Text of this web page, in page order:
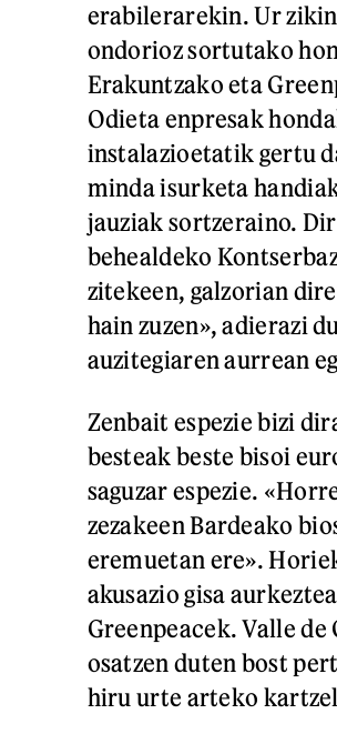
erabilerarekin. Ur
ondorioz sortutako
Erakuntzako eta
Odieta enpresak
instalazioetatik gertu
minda isurketa
jauziak sortzeraino.
behealdeko
zitekeen, galzorian
hain zuzen», adierazi
auzitegiaren aurrean
Zenbait espezie bizi
besteak beste bisoi
saguzar espezie.
zezakeen Bardeako
eremuetan ere».
akusazio gisa
Greenpeacek. Valle
osatzen duten bost
hiru urte arteko